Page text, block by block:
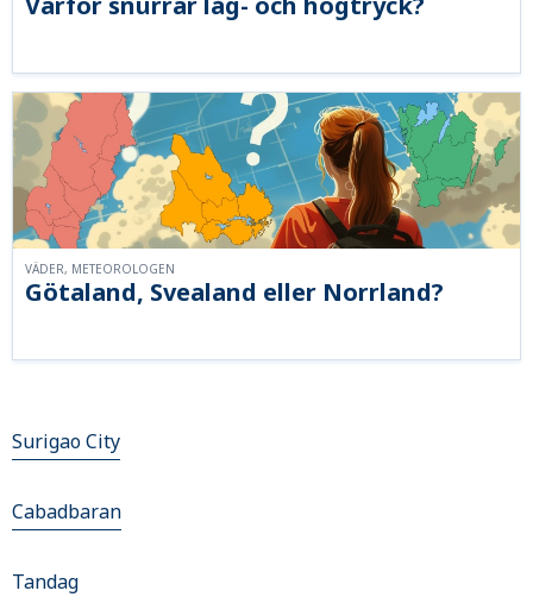
Götaland, Svealand eller Norrland?
VÄDER, METEOROLOGEN
Surigao City
Cabadbaran
Tandag